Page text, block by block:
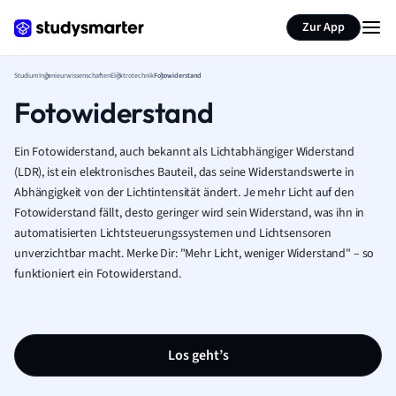
Zur App
StudiumIngenieurwissenschaftenElektrotechnikFotowiderstand
Fotowiderstand
Ein Fotowiderstand, auch bekannt als Lichtabhängiger Widerstand
(LDR), ist ein elektronisches Bauteil, das seine Widerstandswerte in
Abhängigkeit von der Lichtintensität ändert. Je mehr Licht auf den
Fotowiderstand fällt, desto geringer wird sein Widerstand, was ihn in
automatisierten Lichtsteuerungssystemen und Lichtsensoren
unverzichtbar macht. Merke Dir: "Mehr Licht, weniger Widerstand" – so
funktioniert ein Fotowiderstand.
Los geht’s